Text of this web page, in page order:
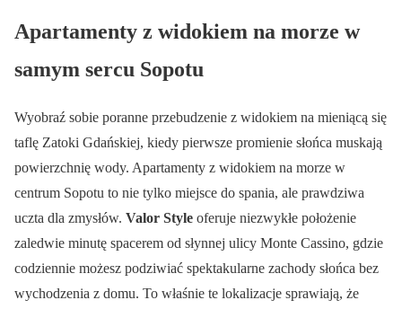
Apartamenty z widokiem na morze w
samym sercu Sopotu
Wyobraź sobie poranne przebudzenie z widokiem na mieniącą się
taflę Zatoki Gdańskiej, kiedy pierwsze promienie słońca muskają
powierzchnię wody. Apartamenty z widokiem na morze w
centrum Sopotu to nie tylko miejsce do spania, ale prawdziwa
uczta dla zmysłów. Valor Style oferuje niezwykłe położenie
zaledwie minutę spacerem od słynnej ulicy Monte Cassino, gdzie
codziennie możesz podziwiać spektakularne zachody słońca bez
wychodzenia z domu. To właśnie te lokalizacje sprawiają, że